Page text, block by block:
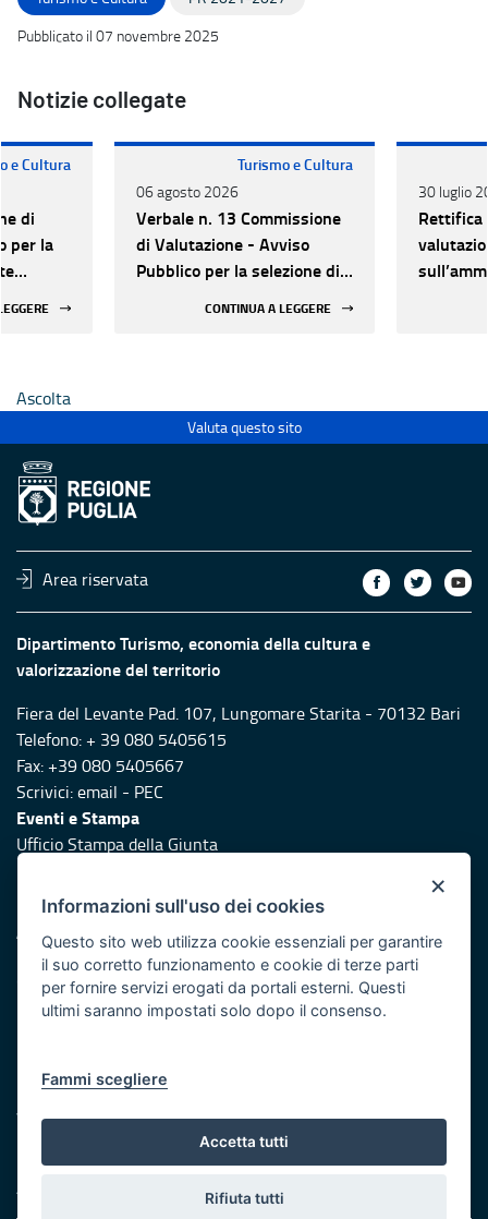
Pubblicato il 07 novembre 2025
Notizie collegate
e Cultura
di
per la
Turismo e Cultura
06 agosto 2026
Verbale n. 13 Commissione
di Valutazione - Avviso
Pubblico per la selezione di
CONTINUA A LEGGERE
30 luglio
Rettifica
Ascolta
Valuta questo sito
Area riservata
Dipartimento Turismo, economia della cultura e
valorizzazione del territorio
Fiera del Levante Pad. 107, Lungomare Starita - 70132 Bari
Telefono: + 39 080 5405615
Fax: +39 080 5405667
Scrivici:email - PEC
Eventi e Stampa
Ufficio Stampa della Giunta
Press Regione
Accessibilità
Dichiarazione di accessibilità
Obiettivi di accessibilità
Redazione
Protezione civile
Vai al sito di Protezione Civile Puglia
Iniziativa finanziata con risorse del POR Puglia 2014/2020 -
Asse XI
×
Informazioni sull'uso dei cookies
Questo sito web utilizza cookie essenziali per garantire
il suo corretto funzionamento e cookie di terze parti
per fornire servizi erogati da portali esterni. Questi
ultimi saranno impostati solo dopo il consenso.
Fammi scegliere
Accetta tutti
Rifiuta tutti